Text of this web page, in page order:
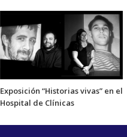
Exposición “Historias vivas” en el
Hospital de Clínicas